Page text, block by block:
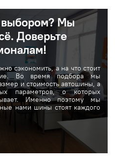
выбором? Мы
Доверьте
сэкономить, а на что стоит
Во время подбора мы
и стоимость автошины, а
параметров, о которых
Именно поэтому мы
нами шины стоят каждого